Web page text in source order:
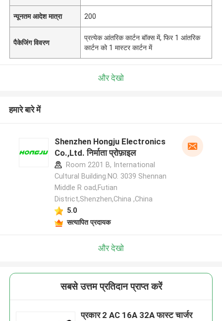
न्यूनतम आदेश मात्रा 200
पैकेजिंग विवरण
प्रत्येक आंतरिक कार्टन बॉक्स में, फिर 1 आंतरिक
कार्टन को 1 मास्टर कार्टन में
और देखो
हमारे बारे में
Shenzhen Hongju Electronics
Co.,Ltd. निर्माता प्रोफ़ाइल
Room 2201 B, International
Cultural Building.NO. 3039 Shennan
Middle R oad,Futian
District,Shenzhen,China ,China
5.0
सत्यापित प्रदायक
और देखो
सबसे उत्तम प्रतिदान प्राप्त करें
प्रकार 2 AC 16A 32A फास्ट चार्जर